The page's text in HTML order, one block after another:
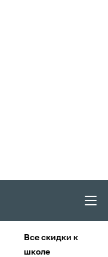
Все скидки к
школе